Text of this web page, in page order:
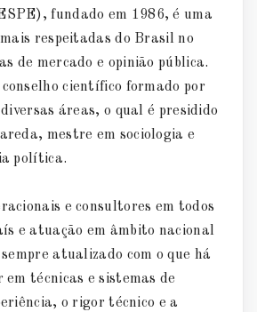
fundado em 1986, é uma
respeitadas do Brasil no
de mercado e opinião pública.
científico formado por
áreas, o qual é presidido
mestre em sociologia e
política.
e consultores em todos
e atuação em âmbito nacional
atualizado com o que há
em técnicas e sistemas de
o rigor técnico e a